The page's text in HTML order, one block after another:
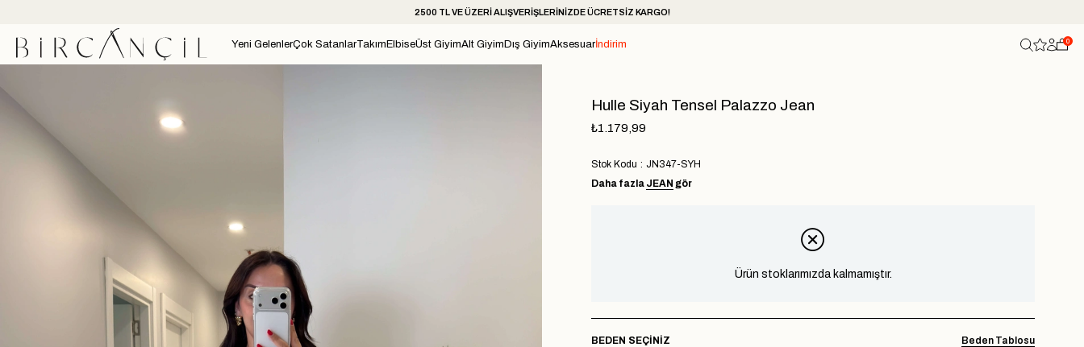
2500 TL VE ÜZERİ ALIŞVERİŞLERİNİZDE ÜCRETSİZ KARGO!
Yeni GelenlerÇok SatanlarTakım ElbiseÜst GiyimAlt Giyim Dış GiyimAksesuarİndirim 0
Hulle Siyah Tensel Palazzo Jean
₺1.179,99
Stok Kodu
JN347-SYH
Daha fazla JEAN gör
Ürün stoklarımızda kalmamıştır.
Beden Tablosu
BEDEN